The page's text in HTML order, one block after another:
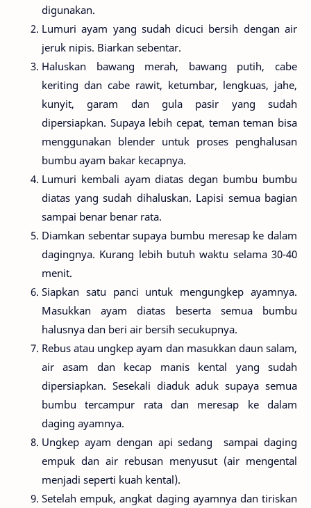
digunakan.
Lumuri ayam yang sudah dicuci bersih dengan air
jeruk nipis. Biarkan sebentar.
Haluskan bawang merah, bawang putih, cabe
keriting dan cabe rawit, ketumbar, lengkuas, jahe,
kunyit, garam dan gula pasir yang sudah
dipersiapkan. Supaya lebih cepat, teman teman bisa
menggunakan blender untuk proses penghalusan
bumbu ayam bakar kecapnya.
Lumuri kembali ayam diatas degan bumbu bumbu
diatas yang sudah dihaluskan. Lapisi semua bagian
sampai benar benar rata.
Diamkan sebentar supaya bumbu meresap ke dalam
dagingnya. Kurang lebih butuh waktu selama 30-40
menit.
Siapkan satu panci untuk mengungkep ayamnya.
Masukkan ayam diatas beserta semua bumbu
halusnya dan beri air bersih secukupnya.
Rebus atau ungkep ayam dan masukkan daun salam,
air asam dan kecap manis kental yang sudah
dipersiapkan. Sesekali diaduk aduk supaya semua
bumbu tercampur rata dan meresap ke dalam
daging ayamnya.
Ungkep ayam dengan api sedang sampai daging
empuk dan air rebusan menyusut (air mengental
menjadi seperti kuah kental).
Setelah empuk, angkat daging ayamnya dan tiriskan